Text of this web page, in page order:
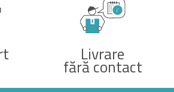
Livrare
fără contact